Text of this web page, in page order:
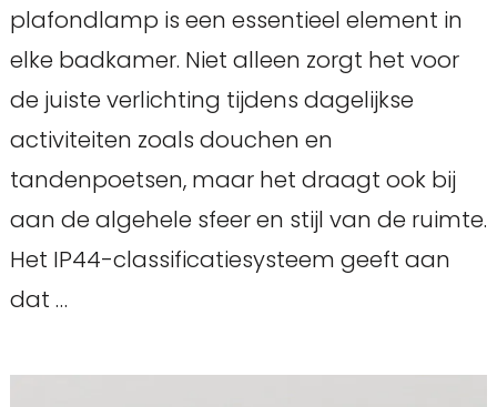
plafondlamp is een essentieel element in
elke badkamer. Niet alleen zorgt het voor
de juiste verlichting tijdens dagelijkse
activiteiten zoals douchen en
tandenpoetsen, maar het draagt ook bij
aan de algehele sfeer en stijl van de ruimte.
Het IP44-classificatiesysteem geeft aan
dat …